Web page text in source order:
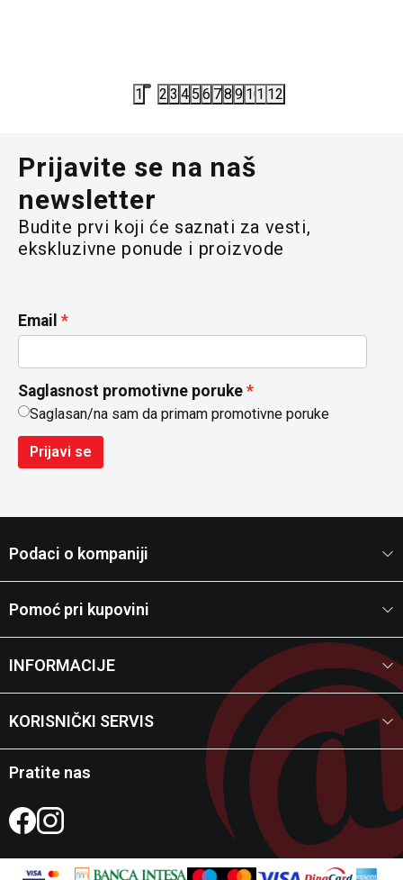
1 2 3 4 5 6 78 9 101112
Prijavite se na naš
newsletter
Budite prvi koji će saznati za vesti,
ekskluzivne ponude i proizvode
Email
Saglasnost promotivne poruke
Saglasan/na sam da primam promotivne poruke
Prijavi se
Podaci o kompaniji
Pomoć pri kupovini
INFORMACIJE
KORISNIČKI SERVIS
Pratite nas